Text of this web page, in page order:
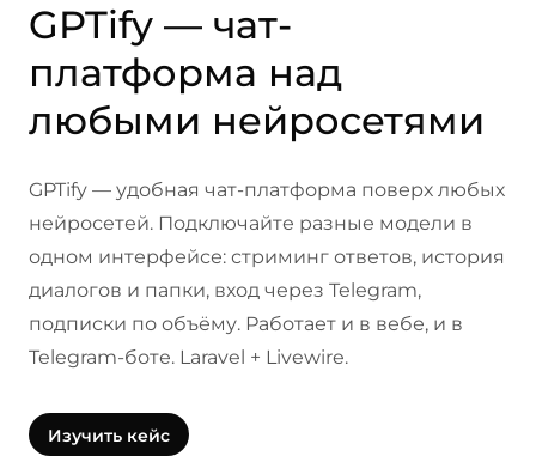
GPTify — чат-
платформа над
любыми нейросетями
GPTify — удобная чат-платформа поверх любых
нейросетей. Подключайте разные модели в
одном интерфейсе: стриминг ответов, история
диалогов и папки, вход через Telegram,
подписки по объёму. Работает и в вебе, и в
Telegram-боте. Laravel + Livewire.
Изучить кейс